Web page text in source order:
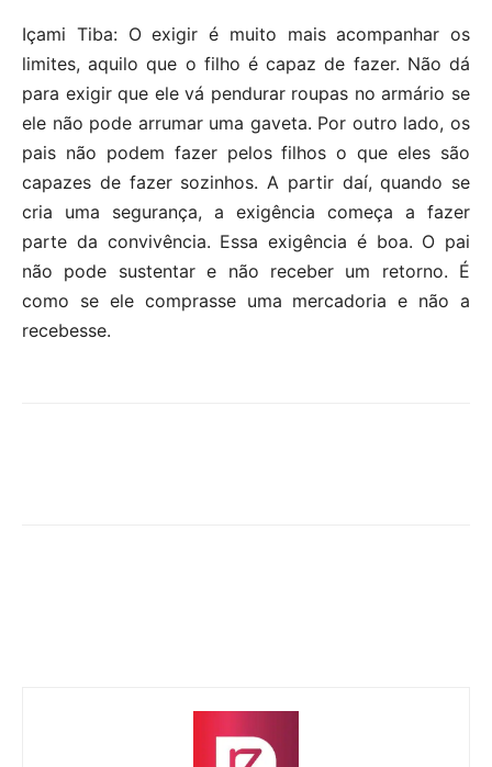
Içami Tiba: O exigir é muito mais acompanhar os
limites, aquilo que o filho é capaz de fazer. Não dá
para exigir que ele vá pendurar roupas no armário se
ele não pode arrumar uma gaveta. Por outro lado, os
pais não podem fazer pelos filhos o que eles são
capazes de fazer sozinhos. A partir daí, quando se
cria uma segurança, a exigência começa a fazer
parte da convivência. Essa exigência é boa. O pai
não pode sustentar e não receber um retorno. É
como se ele comprasse uma mercadoria e não a
recebesse.